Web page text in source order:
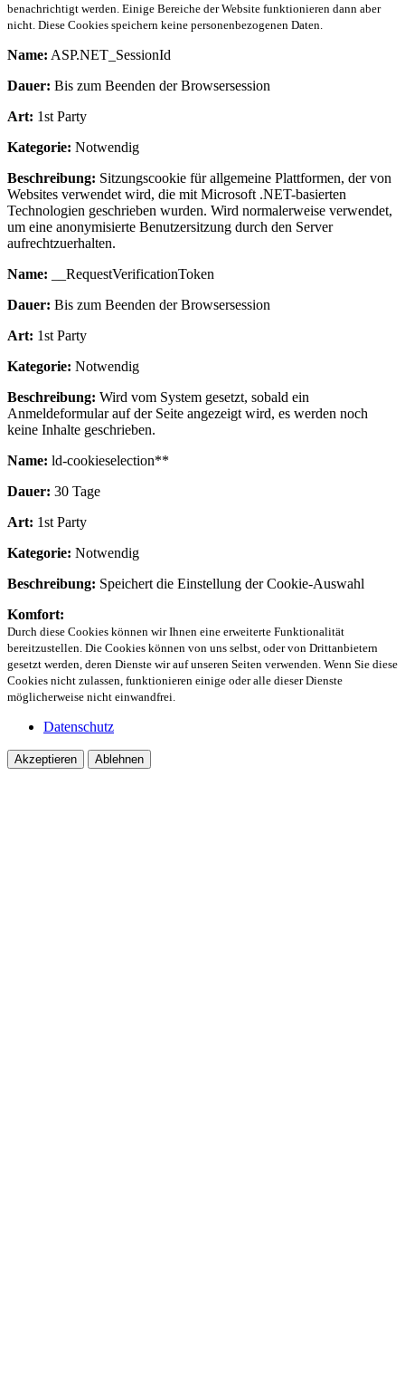
benachrichtigt werden. Einige Bereiche der Website funktionieren dann aber
nicht. Diese Cookies speichern keine personenbezogenen Daten.
Name: ASP.NET_SessionId
Dauer: Bis zum Beenden der Browsersession
Art: 1st Party
Kategorie: Notwendig
Beschreibung: Sitzungscookie für allgemeine Plattformen, der von
Websites verwendet wird, die mit Microsoft .NET-basierten
Technologien geschrieben wurden. Wird normalerweise verwendet,
um eine anonymisierte Benutzersitzung durch den Server
aufrechtzuerhalten.
Name: __RequestVerificationToken
Dauer: Bis zum Beenden der Browsersession
Art: 1st Party
Kategorie: Notwendig
Beschreibung: Wird vom System gesetzt, sobald ein
Anmeldeformular auf der Seite angezeigt wird, es werden noch
keine Inhalte geschrieben.
Name: ld-cookieselection**
Dauer: 30 Tage
Art: 1st Party
Kategorie: Notwendig
Beschreibung: Speichert die Einstellung der Cookie-Auswahl
Komfort:
Durch diese Cookies können wir Ihnen eine erweiterte Funktionalität
bereitzustellen. Die Cookies können von uns selbst, oder von Drittanbietern
gesetzt werden, deren Dienste wir auf unseren Seiten verwenden. Wenn Sie diese
Cookies nicht zulassen, funktionieren einige oder alle dieser Dienste
möglicherweise nicht einwandfrei.
Datenschutz
Akzeptieren Ablehnen